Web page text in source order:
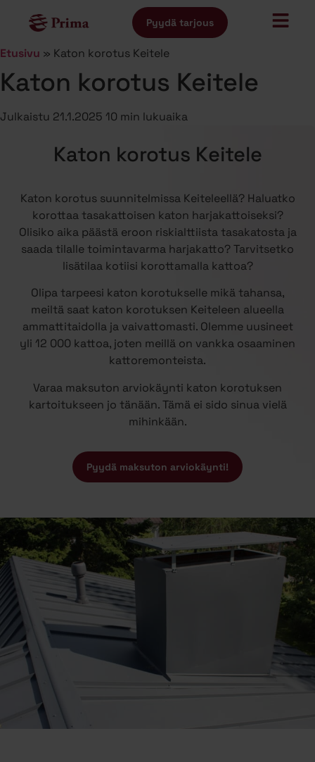
Pyydä tarjous
Etusivu » Katon korotus Keitele
Katon korotus Keitele
Julkaistu 21.1.2025 10 min lukuaika
Katon korotus Keitele
Katon korotus suunnitelmissa Keiteleellä? Haluatko
korottaa tasakattoisen katon harjakattoiseksi?
Olisiko aika päästä eroon riskialttiista tasakatosta ja
saada tilalle toimintavarma harjakatto? Tarvitsetko
lisätilaa kotiisi korottamalla kattoa?
Olipa tarpeesi katon korotukselle mikä tahansa,
meiltä saat katon korotuksen Keiteleen alueella
ammattitaidolla ja vaivattomasti. Olemme uusineet
yli 12 000 kattoa, joten meillä on vankka osaaminen
kattoremonteista.
Varaa maksuton arviokäynti katon korotuksen
kartoitukseen jo tänään. Tämä ei sido sinua vielä
mihinkään.
Pyydä maksuton arviokäynti!